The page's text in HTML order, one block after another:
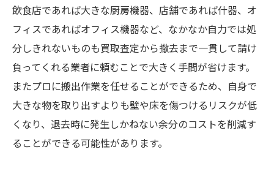
飲食店であれば大きな厨房機器、店舗であれば什器、オ
フィスであればオフィス機器など、なかなか自力では処
分しきれないものも買取査定から撤去まで一貫して請け
負ってくれる業者に頼むことで大きく手間が省けます。
またプロに搬出作業を任せることができるため、自身で
大きな物を取り出すよりも壁や床を傷つけるリスクが低
くなり、退去時に発生しかねない余分のコストを削減す
ることができる可能性があります。